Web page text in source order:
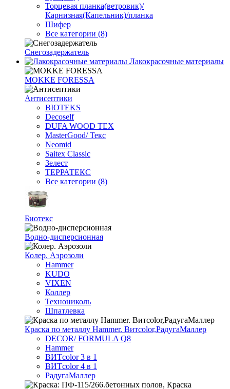
Торцевая планка(ветровик)/
Карнизная(Капельник)/планка
Шифер
Все категории (8)
Снегозадержатель
Лакокрасочные материалы
MOKKE FORESSA
Антисептики
BIOTEKS
Decoself
DUFA WOOD TEX
MasterGood/ Текс
Neomid
Saitex Classic
Зелест
ТЕРРАТЕКС
Все категории (8)
Биотекс
Водно-дисперсионная
Колер. Аэрозоли
Hammer
KUDO
VIXEN
Коллер
Технониколь
Шпатлевка
Краска по металлу Hammer. Витcolor,РадугаМаллер
DECOR/ FORMULA Q8
Hammer
ВИТcolor 3 в 1
ВИТcolor 4 в 1
РадугаМаллер